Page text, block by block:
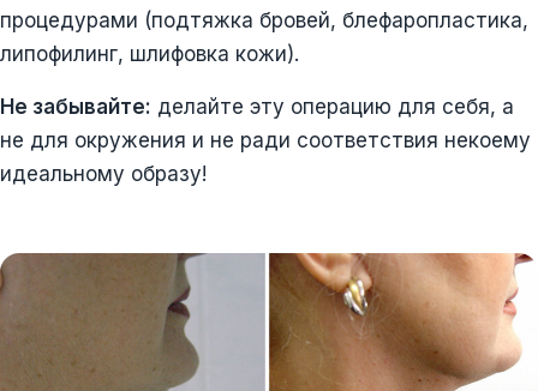
процедурами (подтяжка бровей, блефаропластика,
липофилинг, шлифовка кожи).
Не забывайте: делайте эту операцию для себя, а
не для окружения и не ради соответствия некоему
идеальному образу!